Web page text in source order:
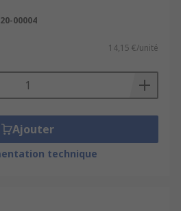
00004
14,15 €/unité
Ajouter
technique